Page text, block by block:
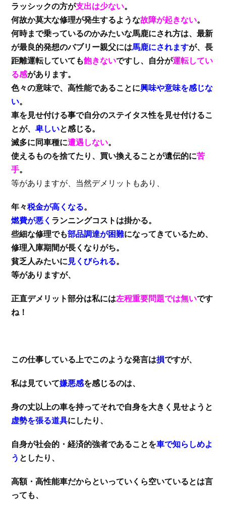
ラッシックの方が支出は少ない。
何故か莫大な修理が発生するような故障が起きない。
何時まで乗っているのかみたいな馬鹿にされ方は、最新
が最良的発想のバブリー親父には馬鹿にされますが、長
距離運転していても飽きないですし、自分が運転してい
る感があります。
色々の意味で、高性能であることに興味や意味を感じな
い。
車を見せ付ける事で自分のステイタス性を見せ付けるこ
とが、卑しいと感じる。
滅多に同車種に遭遇しない。
使えるものを捨てたり、買い換えることが遺伝的に苦
手。
等がありますが、当然デメリットもあり、
年々税金が高くなる。
燃費が悪く ランニングコストは掛かる。
些細な修理でも部品調達が困難になってきているため、
修理入庫期間が長くなりがち。
貧乏人みたいに 見くびられる。
等がありますが、
正直デメリット部分は私には左程重要問題では無いです
ね！
この仕事している上でこのような発言は損ですが、
私は見ていて嫌悪感を感じるのは、
身の丈以上の車を持ってそれで自身を大きく見せようと
虚勢を張る道具にしたり、
自身が社会的・経済的強者であることを車で知らしめよ
う としたり、
高額・高性能車だからといっていくら空いているとは言
っても、